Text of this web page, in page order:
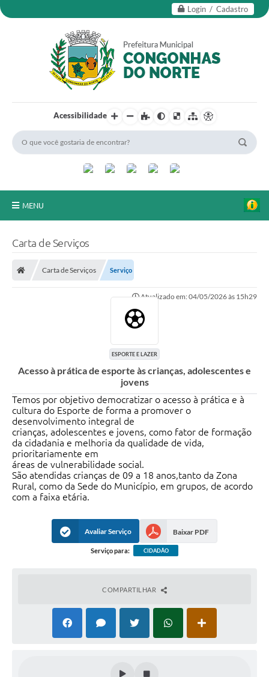
Login / Cadastro
Acessibilidade
MENU
Serviços Online
Telefones Úteis
Contato
Carta de Serviços
Carta de Serviços Serviço
Atualizado em: 04/05/2026 às 15h29
ESPORTE E LAZER
Acesso à prática de esporte às crianças, adolescentes e
jovens
Temos por objetivo democratizar o acesso à prática e à
cultura do Esporte de forma a promover o
desenvolvimento integral de
crianças, adolescentes e jovens, como fator de formação
da cidadania e melhoria da qualidade de vida,
prioritariamente em
áreas de vulnerabilidade social.
São atendidas crianças de 09 a 18 anos,tanto da Zona
Rural, como da Sede do Município, em grupos, de acordo
com a faixa etária.
Avaliar Serviço Baixar PDF
Serviço para: CIDADÃO
COMPARTILHAR